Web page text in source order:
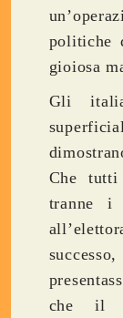
politiche
gioiosa
Gli
Che
tranne i
che il